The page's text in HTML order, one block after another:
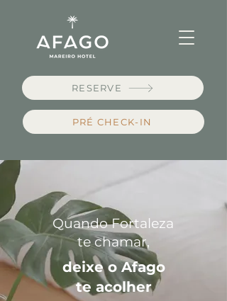
RESERVE
PRÉ CHECK-IN
Quando Fortaleza
te chamar,
deixe o Afago
te acolher